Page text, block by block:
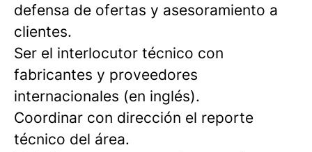
defensa de ofertas y asesoramiento a
clientes.
Ser el interlocutor técnico con
fabricantes y proveedores
internacionales (en inglés).
Coordinar con dirección el reporte
técnico del área.